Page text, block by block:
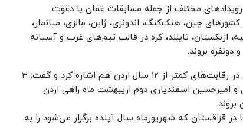
مختلف از جمله مسابقات عمان با دعوت
چین، هنک‌کنگ، اندونزی، ژاپن، مالزی، میانمار،
ازبکستان، تایلند، کره در قالب تیم‌های غرب و آسیانه
بروند.
مدیر تیم‌های ملی تنیس به حضور تیم دختران و پسران ایران در رقابت‌های کمتر از ۱۲ سال اردن هم اشاره کرد و گفت: ۳
امیرحسین اسفندیاری دوم اریبهشت ماه راهی اردن
قزاقستان که شهریورماه سال آینده برگزار می‌شود را به